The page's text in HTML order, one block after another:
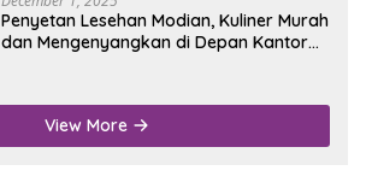
Penyetan Lesehan Modian, Kuliner Murah
dan Mengenyangkan di Depan Kantor
View More